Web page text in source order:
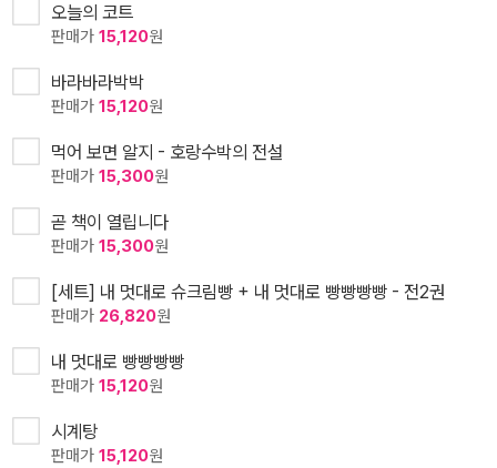
오늘의 코트
판매가 15,120원
바라바라박박
판매가 15,120원
먹어 보면 알지 - 호랑수박의 전설
판매가 15,300원
곧 책이 열립니다
판매가 15,300원
[세트] 내 멋대로 슈크림빵 + 내 멋대로 빵빵빵빵 - 전2권
판매가 26,820원
내 멋대로 빵빵빵빵
판매가 15,120원
시계탕
판매가 15,120원